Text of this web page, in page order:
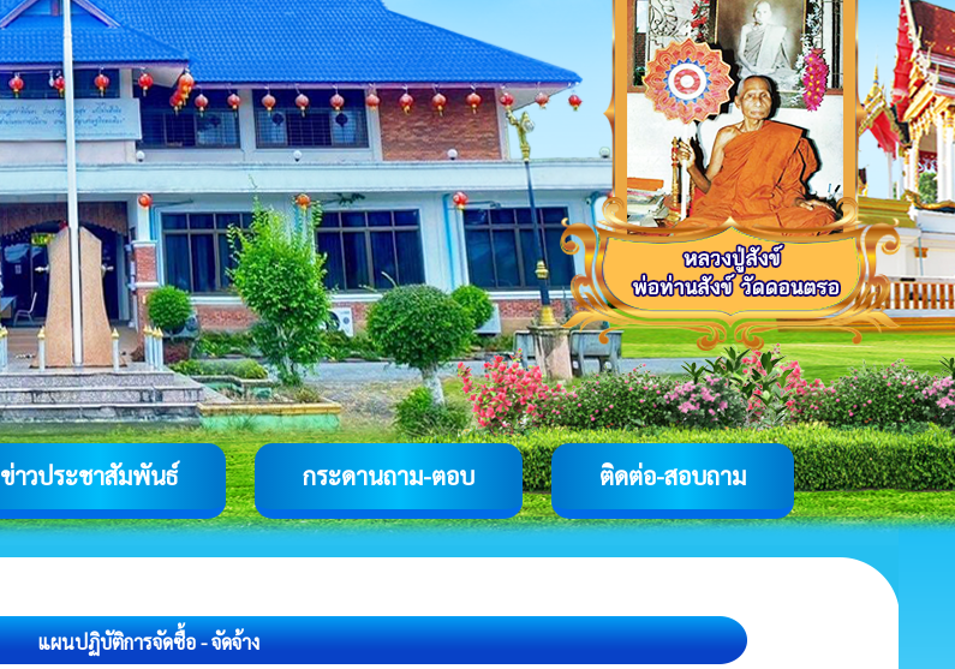
ข่าวประชาสัมพันธ์ กระดานถาม-ตอบ ติดต่อ-สอบถาม
แผนปฏิบัติการจัดซื้อ - จัดจ้าง